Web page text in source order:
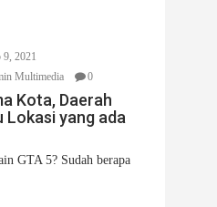
9, 2021
Multimedia
0
Kota, Daerah
Lokasi yang ada
GTA 5? Sudah berapa